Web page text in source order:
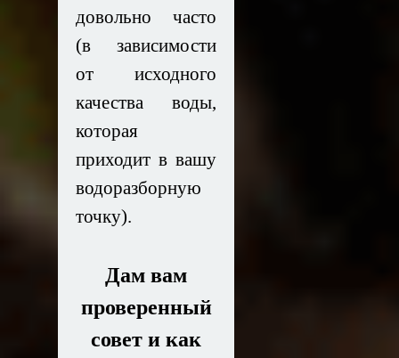
довольно часто
(в зависимости
от исходного
качества воды,
которая
приходит в вашу
водоразборную
точку).
Дам вам
проверенный
совет и как